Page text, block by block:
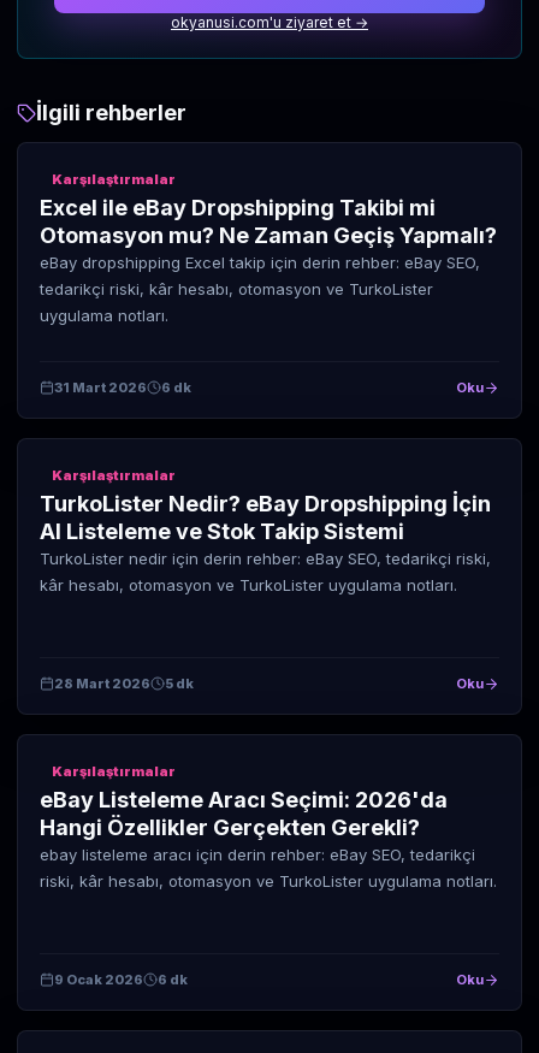
okyanusi.com'u ziyaret et →
İlgili rehberler
Karşılaştırmalar
Excel ile eBay Dropshipping Takibi mi
Otomasyon mu? Ne Zaman Geçiş Yapmalı?
eBay dropshipping Excel takip için derin rehber: eBay SEO,
tedarikçi riski, kâr hesabı, otomasyon ve TurkoLister
uygulama notları.
31 Mart 2026 6 dk Oku
Karşılaştırmalar
TurkoLister Nedir? eBay Dropshipping İçin
AI Listeleme ve Stok Takip Sistemi
TurkoLister nedir için derin rehber: eBay SEO, tedarikçi riski,
kâr hesabı, otomasyon ve TurkoLister uygulama notları.
28 Mart 2026 5 dk Oku
Karşılaştırmalar
eBay Listeleme Aracı Seçimi: 2026'da
Hangi Özellikler Gerçekten Gerekli?
ebay listeleme aracı için derin rehber: eBay SEO, tedarikçi
riski, kâr hesabı, otomasyon ve TurkoLister uygulama notları.
9 Ocak 2026 6 dk Oku